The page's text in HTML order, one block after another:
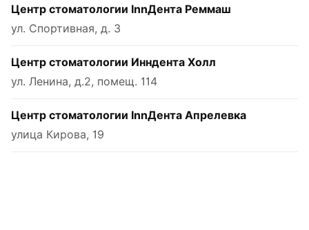
Центр стоматологии InnДента Реммаш
ул. Спортивная, д. 3
Центр стоматологии Инндента Холл
ул. Ленина, д.2, помещ. 114
Центр стоматологии InnДента Апрелевка
улица Кирова, 19